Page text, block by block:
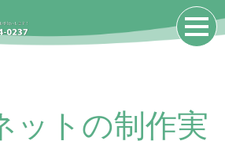
ットの制作実